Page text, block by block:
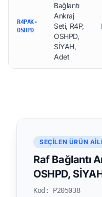
R4PAK-
OSHPD
Bağlantı
Ankraj
Seti, R4P,
OSHPD,
SİYAH,
Adet
SEÇILEN ÜRÜN
Raf Bağlantı
OSHPD,
Kod: P205038